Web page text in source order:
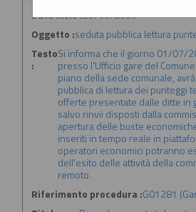
Data invio :29/06/2026
Oggetto :seduta pubblica lettura
Testo
:
Si informa che il giorno 01/07/
presso l'Ufficio gare del
piano della sede comunale,
pubblica di lettura dei punteggi
offerte presentate dalle ditte in
salvo rinvii disposti dalla
apertura delle buste
inseriti in tempo reale in
operatori economici potranno
dell'esito delle attività della
remoto.
Riferimento procedura :G01281